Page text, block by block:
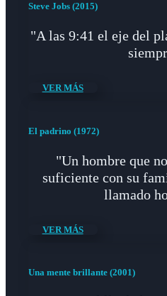
Steve Jobs (2015)
"A las 9:41 el eje del
VER MÁS
El padrino (1972)
"Un hombre que
suficiente con su
llamado
VER MÁS
Una mente brillante (2001)